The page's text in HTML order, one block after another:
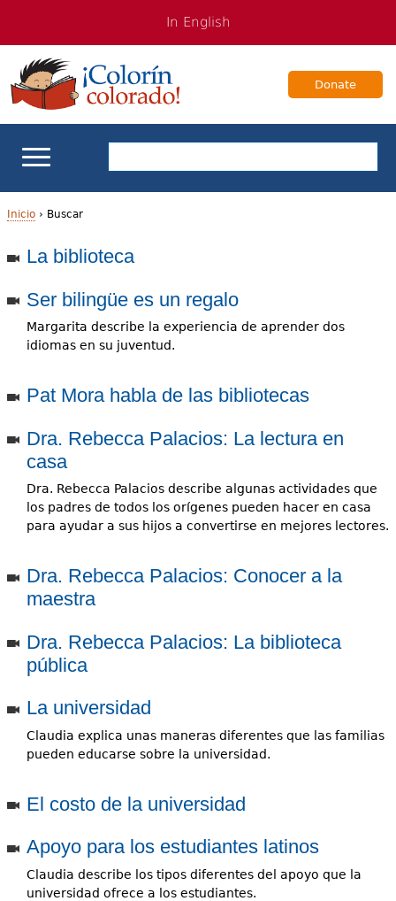
navigation
Content
In English
Donate
Enseñanza de los estudiantes bilingües
Para Familias
Libros & Autores
Videos
Más recursos
U
s
e
s
q
Inicio› Buscar
La biblioteca
Ser bilingüe es un regalo
Margarita describe la experiencia de aprender dos
idiomas en su juventud.
Pat Mora habla de las bibliotecas
Dra. Rebecca Palacios: La lectura en
casa
Dra. Rebecca Palacios describe algunas actividades que
los padres de todos los orígenes pueden hacer en casa
para ayudar a sus hijos a convertirse en mejores lectores.
Dra. Rebecca Palacios: Conocer a la
maestra
Dra. Rebecca Palacios: La biblioteca
pública
La universidad
Claudia explica unas maneras diferentes que las familias
pueden educarse sobre la universidad.
El costo de la universidad
Apoyo para los estudiantes latinos
Claudia describe los tipos diferentes del apoyo que la
universidad ofrece a los estudiantes.